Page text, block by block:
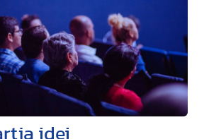
idei